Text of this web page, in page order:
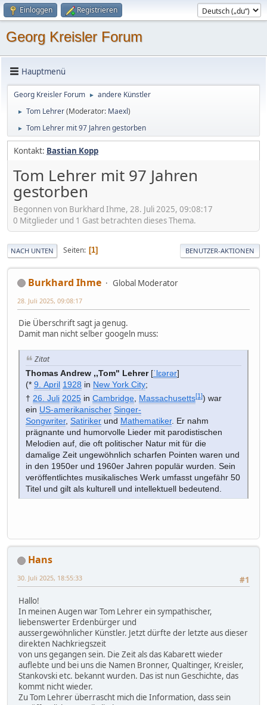
Einloggen Registrieren
Georg Kreisler Forum
Hauptmenü
Georg Kreisler Forum ► andere Künstler
► Tom Lehrer(Moderator: Maexl)
► Tom Lehrer mit 97 Jahren gestorben
Kontakt: Bastian Kopp
Tom Lehrer mit 97 Jahren
gestorben
Begonnen von Burkhard Ihme, 28. Juli 2025, 09:08:17
0 Mitglieder und 1 Gast betrachten dieses Thema.
NACH UNTEN Seiten 1 BENUTZER-AKTIONEN
Burkhard Ihme Global Moderator
28. Juli 2025, 09:08:17
Die Überschrift sagt ja genug.
Damit man nicht selber googeln muss:
Zitat
Thomas Andrew ,,Tom" Lehrer[ˈlɛərər]
(* 9. April 1928 in New York City;
† 26. Juli 2025 in Cambridge, Massachusetts[1]) war
ein US-amerikanischer Singer-
Songwriter, Satiriker und Mathematiker. Er nahm
prägnante und humorvolle Lieder mit parodistischen
Melodien auf, die oft politischer Natur mit für die
damalige Zeit ungewöhnlich scharfen Pointen waren und
in den 1950er und 1960er Jahren populär wurden. Sein
veröffentlichtes musikalisches Werk umfasst ungefähr 50
Titel und gilt als kulturell und intellektuell bedeutend.
Hans
#1
30. Juli 2025, 18:55:33
Hallo!
In meinen Augen war Tom Lehrer ein sympathischer,
liebenswerter Erdenbürger und
aussergewöhnlicher Künstler. Jetzt dürfte der letzte aus dieser
direkten Nachkriegszeit
von uns gegangen sein. Die Zeit als das Kabarett wieder
auflebte und bei uns die Namen Bronner, Qualtinger, Kreisler,
Stankovski etc. bekannt wurden. Das ist nun Geschichte, das
kommt nicht wieder.
Zu Tom Lehrer überrascht mich die Information, dass sein